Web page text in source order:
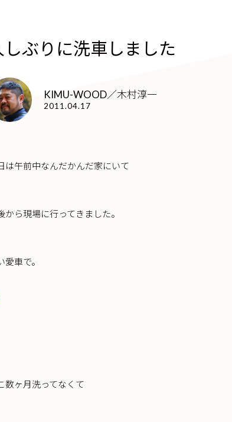
しぶりに洗車しました
KIMU-WOOD／木村淳一
2011.04.17
は午前中なんだかんだ家にいて
から現場に行ってきました。
愛車で。
数ヶ月洗ってなくて